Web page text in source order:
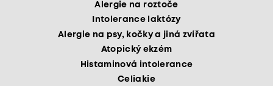
Alergie na roztoče
Intolerance laktózy
Alergie na psy, kočky a jiná zvířata
Atopický ekzém
Histaminová intolerance
Celiakie